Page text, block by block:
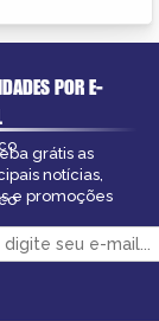
POR E-
grátis as
notícias,
e promoções